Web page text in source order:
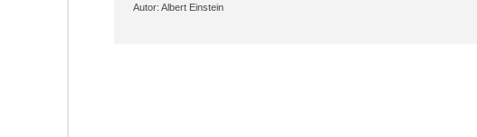
Autor: Albert Einstein